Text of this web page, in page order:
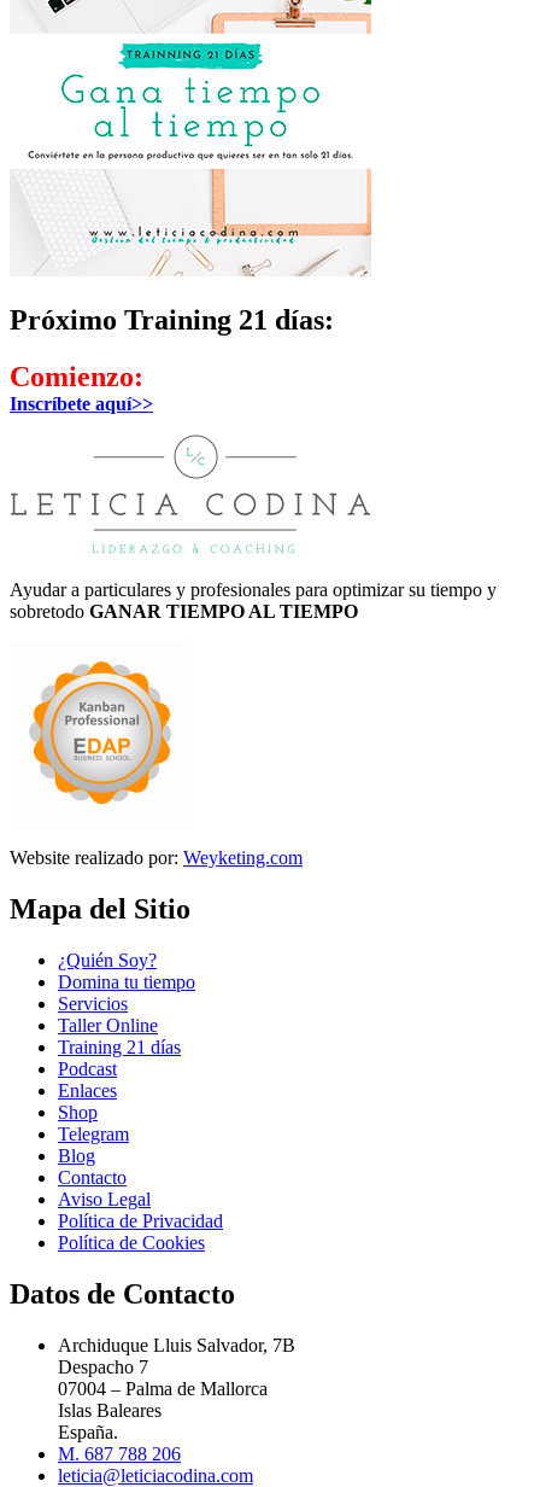
Próximo Training 21 días:
Comienzo:
Inscríbete aquí>>
Ayudar a particulares y profesionales para optimizar su tiempo y
sobretodo GANAR TIEMPO AL TIEMPO
Website realizado por: Weyketing.com
Mapa del Sitio
¿Quién Soy?
Domina tu tiempo
Servicios
Taller Online
Training 21 días
Podcast
Enlaces
Shop
Telegram
Blog
Contacto
Aviso Legal
Política de Privacidad
Política de Cookies
Datos de Contacto
Archiduque Lluis Salvador, 7B
Despacho 7
07004 – Palma de Mallorca
Islas Baleares
España.
M. 687 788 206
leticia@leticiacodina.com